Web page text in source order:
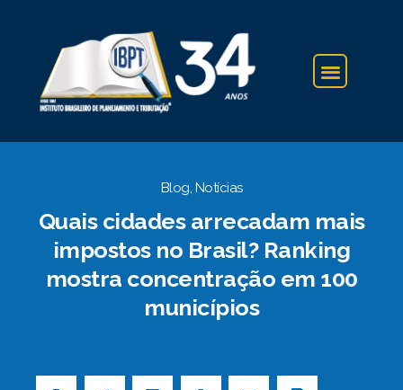
Blog, Notícias
Quais cidades arrecadam mais
impostos no Brasil? Ranking
mostra concentração em 100
municípios